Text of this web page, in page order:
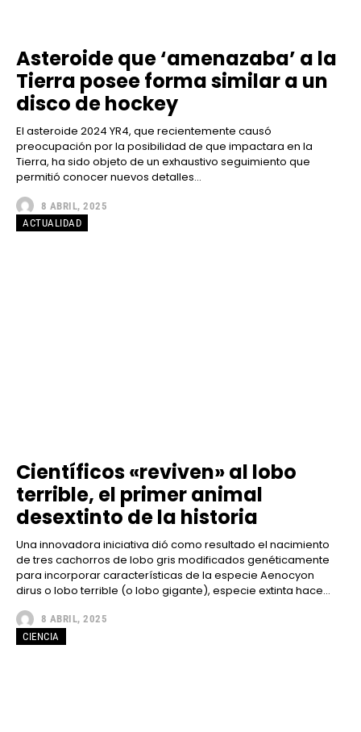
Asteroide que ‘amenazaba’ a la
Tierra posee forma similar a un
disco de hockey
El asteroide 2024 YR4, que recientemente causó
preocupación por la posibilidad de que impactara en la
Tierra, ha sido objeto de un exhaustivo seguimiento que
permitió conocer nuevos detalles...
8 ABRIL, 2025
ACTUALIDAD
Científicos «reviven» al lobo
terrible, el primer animal
desextinto de la historia
Una innovadora iniciativa dió como resultado el nacimiento
de tres cachorros de lobo gris modificados genéticamente
para incorporar características de la especie Aenocyon
dirus o lobo terrible (o lobo gigante), especie extinta hace...
8 ABRIL, 2025
CIENCIA